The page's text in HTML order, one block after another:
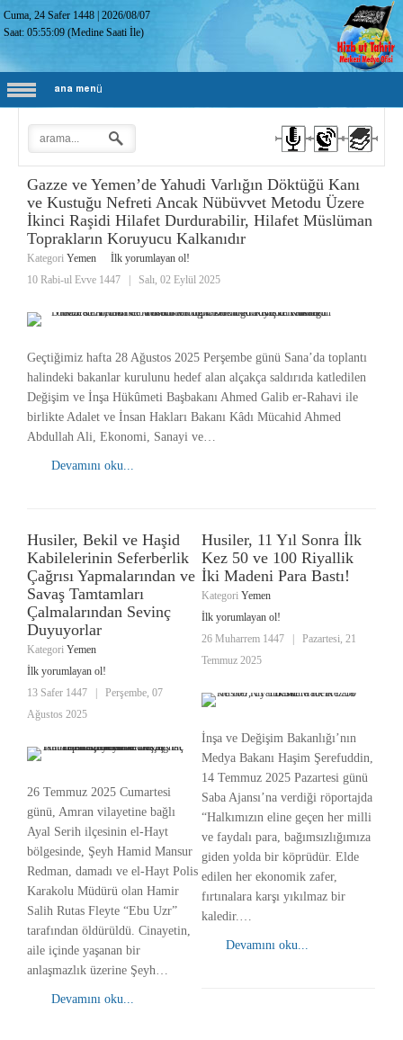
Cuma, 24 Safer 1448 |2026/08/07
Saat:05:55:10 (Medine Saati İle)
ana menü
Gazze ve Yemen’de Yahudi Varlığın Döktüğü Kanı
ve Kustuğu Nefreti Ancak Nübüvvet Metodu Üzere
İkinci Raşidi Hilafet Durdurabilir, Hilafet Müslüman
Toprakların Koruyucu Kalkanıdır
Kategori Yemen
İlk yorumlayan ol!
10 Rabi-ul Evve 1447
Salı, 02 Eylül 2025
Geçtiğimiz hafta 28 Ağustos 2025 Perşembe günü Sana’da toplantı
halindeki bakanlar kurulunu hedef alan alçakça saldırıda katledilen
Değişim ve İnşa Hükûmeti Başbakanı Ahmed Galib er-Rahavi ile
birlikte Adalet ve İnsan Hakları Bakanı Kâdı Mücahid Ahmed
Abdullah Ali, Ekonomi, Sanayi ve…
Devamını oku...
Husiler, Bekil ve Haşid
Kabilelerinin Seferberlik
Çağrısı Yapmalarından ve
Savaş Tamtamları
Çalmalarından Sevinç
Duyuyorlar
Kategori Yemen
İlk yorumlayan ol!
13 Safer 1447
Perşembe, 07
Ağustos 2025
26 Temmuz 2025 Cumartesi
günü, Amran vilayetine bağlı
Ayal Serih ilçesinin el-Hayt
bölgesinde, Şeyh Hamid Mansur
Redman, damadı ve el-Hayt Polis
Karakolu Müdürü olan Hamir
Salih Rutas Fleyte “Ebu Uzr”
tarafından öldürüldü. Cinayetin,
aile içinde yaşanan bir
anlaşmazlık üzerine Şeyh…
Devamını oku...
Husiler, 11 Yıl Sonra İlk
Kez 50 ve 100 Riyallik
İki Madeni Para Bastı!
Kategori Yemen
İlk yorumlayan ol!
26 Muharrem 1447
Pazartesi, 21
Temmuz 2025
İnşa ve Değişim Bakanlığı’nın
Medya Bakanı Haşim Şerefuddin,
14 Temmuz 2025 Pazartesi günü
Saba Ajansı’na verdiği röportajda
“Halkımızın eline geçen her milli
ve faydalı para, bağımsızlığımıza
giden yolda bir köprüdür. Elde
edilen her ekonomik zafer,
fırtınalara karşı yıkılmaz bir
kaledir.…
Devamını oku...